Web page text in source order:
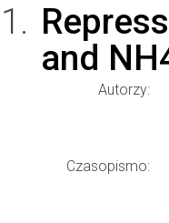
and
Autorzy:
Czasopismo: